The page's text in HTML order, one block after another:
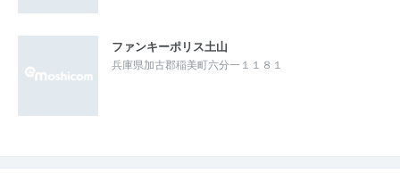
ファンキーポリス土山
兵庫県加古郡稲美町六分一１１８１